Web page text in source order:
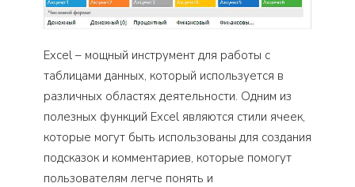
Excel – мощный инструмент для работы с
таблицами данных, который используется в
различных областях деятельности. Одним из
полезных функций Excel являются стили ячеек,
которые могут быть использованы для создания
подсказок и комментариев, которые помогут
пользователям легче понять и